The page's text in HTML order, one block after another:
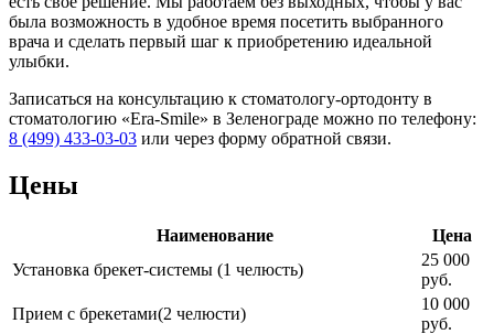
была возможность в удобное время посетить выбранного
врача и сделать первый шаг к приобретению идеальной
улыбки.
Записаться на консультацию к стоматологу-ортодонту в
стоматологию «Era-Smile» в Зеленограде можно по телефону:
8 (499) 433-03-03 или через форму обратной связи.
Цены
Наименование
Цена
Установка брекет-системы (1 челюсть)
25 000
руб.
Прием с брекетами(2 челюсти)
10 000
руб.